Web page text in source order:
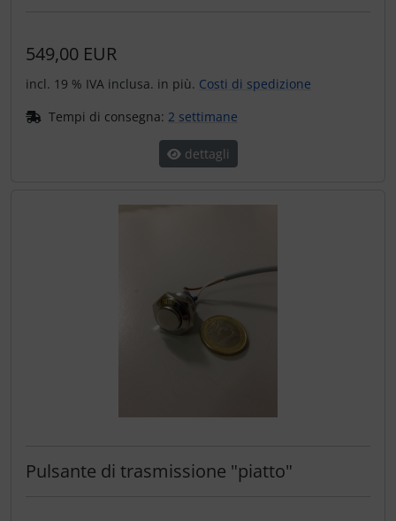
549,00 EUR
incl. 19 % IVA inclusa. in più. Costi di spedizione
Tempi di consegna: 2 settimane
dettagli
Pulsante di trasmissione "piatto"